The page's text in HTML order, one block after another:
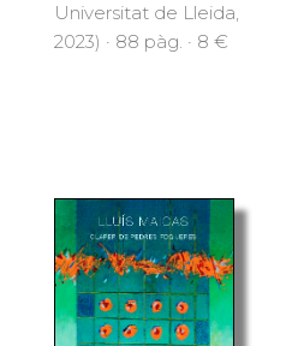
Universitat de Lleida,
2023) · 88 pàg. · 8 €